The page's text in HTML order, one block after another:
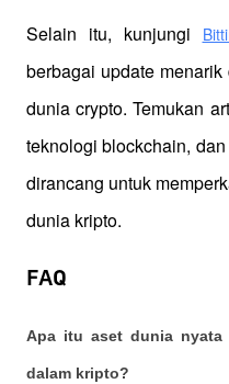
Selain itu, kunjungi
berbagai update
dunia crypto. Temukan
teknologi blockchain,
dirancang untuk
dunia kripto.
FAQ
Apa itu aset dunia nyata
dalam kripto?